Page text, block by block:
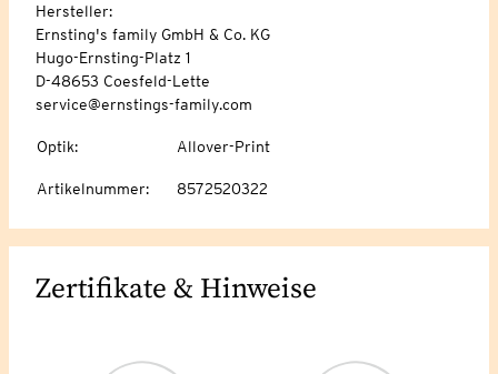
Hersteller:
Ernsting's family GmbH & Co. KG
Hugo-Ernsting-Platz 1
D-48653 Coesfeld-Lette
service@ernstings-family.com
Optik: Allover-Print
Artikelnummer: 8572520322
Zertifikate & Hinweise